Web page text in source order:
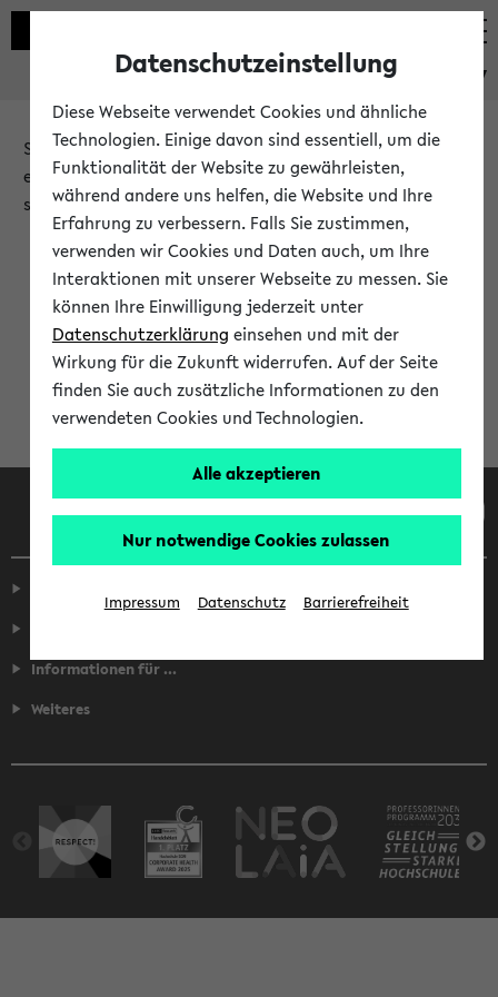
eKVV
Sie möchten auf eine eKVV Funktion zugreifen, die Ihnen
erst nach einer Anmeldung am System zur Verfügung
steht.
Bitte melden Sie sich an:
Anmeldung am eKVV
Informationen für ...
Weiteres
Datenschutzeinstellung
Diese Webseite verwendet Cookies und ähnliche
Technologien. Einige davon sind essentiell, um die
Funktionalität der Website zu gewährleisten,
während andere uns helfen, die Website und Ihre
Erfahrung zu verbessern. Falls Sie zustimmen,
verwenden wir Cookies und Daten auch, um Ihre
Interaktionen mit unserer Webseite zu messen. Sie
können Ihre Einwilligung jederzeit unter
Datenschutzerklärung einsehen und mit der
Wirkung für die Zukunft widerrufen. Auf der Seite
finden Sie auch zusätzliche Informationen zu den
verwendeten Cookies und Technologien.
Alle akzeptieren
Nur notwendige Cookies zulassen
Impressum Datenschutz Barrierefreiheit